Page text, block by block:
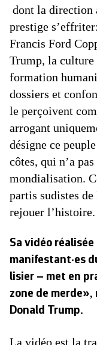
dont la direction
prestige
Francis Ford
Trump, la culture
formation
dossiers et
le perçoivent
arrogant
désigne ce
côtes, qui n’a
mondialisation.
partis sudistes de
rejouer l’histoire.
Sa vidéo réalisée
manifestant·es
lisier – met en
zone de
Donald Trump.
La vidéo est la